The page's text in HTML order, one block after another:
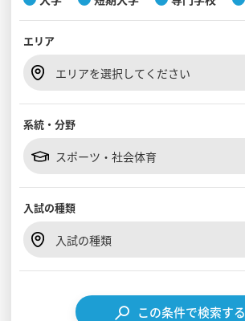
見学会WEB手引書
エリア
エリアを選択してください
系統・分野
スポーツ・社会体育
入試の種類
入試の種類
この条件で検索する